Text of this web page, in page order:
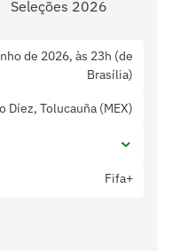
Seleções 2026
de 2026, às 23h (de
Brasília)
Díez, Tolucauña (MEX)
Fifa+